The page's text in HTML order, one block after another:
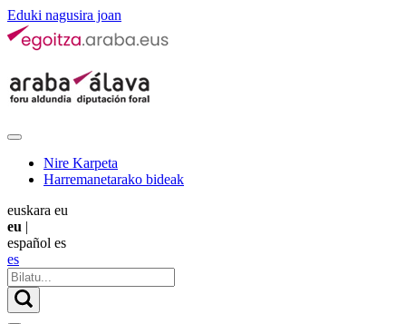
Eduki nagusira joan
Nire Karpeta
Harremanetarako bideak
euskara eu
eu |
español es
es